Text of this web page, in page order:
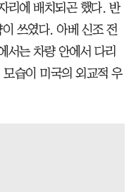
리에 배치되곤 했다. 반
쓰였다. 아베 신조 전
서는 차량 안에서 다리
습이 미국의 외교적 우